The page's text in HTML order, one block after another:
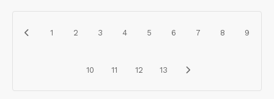
1 2 3 4 5 6 7 8 9
10 11 12 13